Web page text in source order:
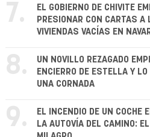
7.
EL GOBIERNO DE CHIVITE
PRESIONAR CON CARTAS A
VIVIENDAS VACÍAS EN
8.
UN NOVILLO REZAGADO
ENCIERRO DE ESTELLA Y
UNA CORNADA
9.
EL INCENDIO DE UN COCHE
LA AUTOVÍA DEL CAMINO: